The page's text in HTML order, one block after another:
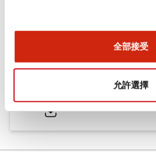
全部接受
允許選擇
型錄和宣傳手冊 CAD檔 認證與標準
ø25/30 系列 CS型 凸輪開關
793.91KB